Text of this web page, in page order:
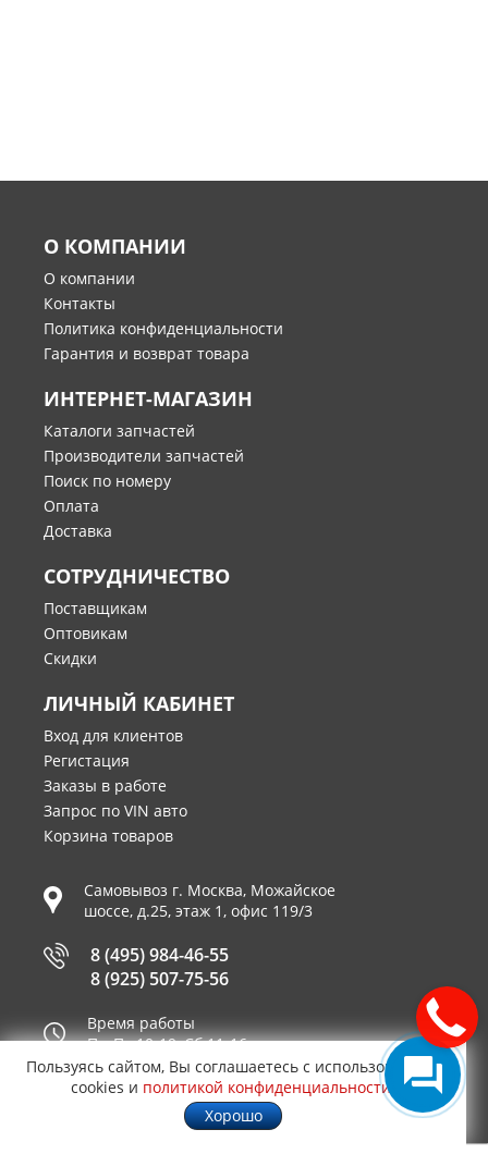
О КОМПАНИИ
О компании
Контакты
Политика конфиденциальности
Гарантия и возврат товара
ИНТЕРНЕТ-МАГАЗИН
Каталоги запчастей
Производители запчастей
Поиск по номеру
Оплата
Доставка
СОТРУДНИЧЕСТВО
Поставщикам
Оптовикам
Скидки
ЛИЧНЫЙ КАБИНЕТ
Вход для клиентов
Регистация
Заказы в работе
Запрос по VIN авто
Корзина товаров
Самовывоз г. Москва, Можайское
шоссе, д.25, этаж 1, офис 119/3
8 (495) 984-46-55
8 (925) 507-75-56
Время работы
Пн-Пт 10-19, Сб 11-16
Принимаем к оплате
Пользуясь сайтом, Вы соглашаетесь с использованием
cookies и политикой конфиденциальности
Хорошо